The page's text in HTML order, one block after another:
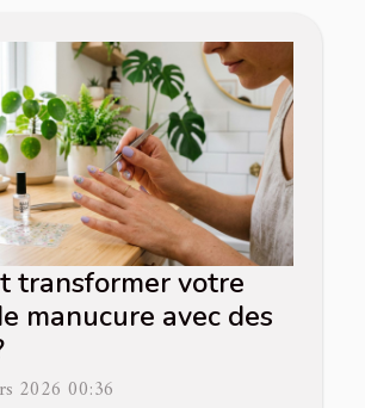
transformer votre
manucure avec des
2026 00:36